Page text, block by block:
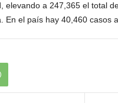
elevando a 247,365 el total
En el país hay 40,460 casos